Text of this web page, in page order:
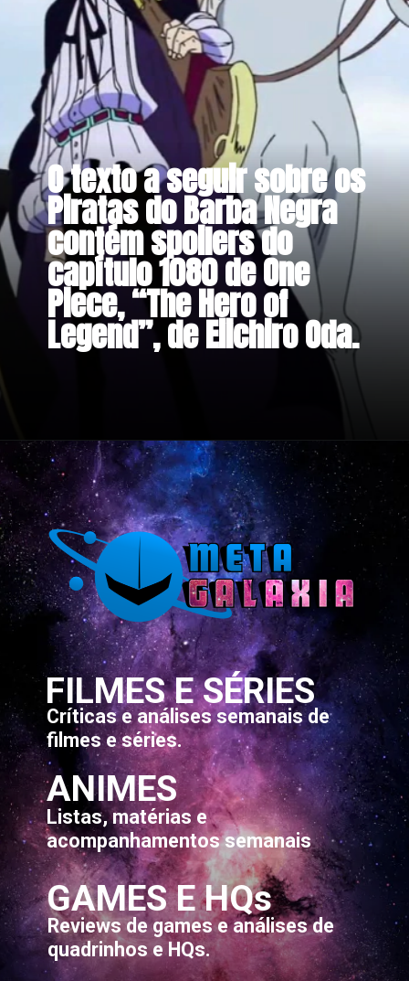
O texto a seguir sobre os
Piratas do Barba Negra
contém spoilers do
capítulo 1080 de One
Piece, “The Hero of
Legend”, de Eiichiro Oda.
Opening https://metagalaxia.com.br/anime-e-manga/one-piece-capitulo-1080-onde-estao-os-piratas-do-barba-negra/
FILMES E SÉRIES
Críticas e análises semanais de
filmes e séries.
ANIMES
Listas, matérias e
acompanhamentos semanais
GAMES E HQs
Reviews de games e análises de
quadrinhos e HQs.